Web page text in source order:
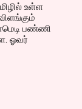
உள்ள
பண்ணி
ஓவர்